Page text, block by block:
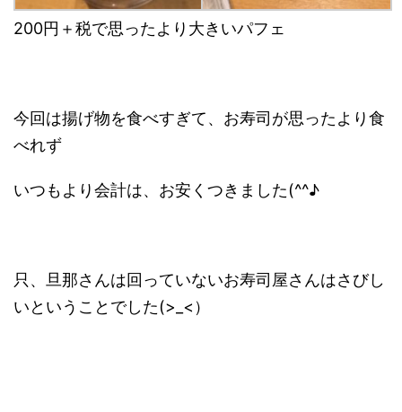
200円＋税で思ったより大きいパフェ
今回は揚げ物を食べすぎて、お寿司が思ったより食
べれず
いつもより会計は、お安くつきました(^^♪
只、旦那さんは回っていないお寿司屋さんはさびし
いということでした(>_<）